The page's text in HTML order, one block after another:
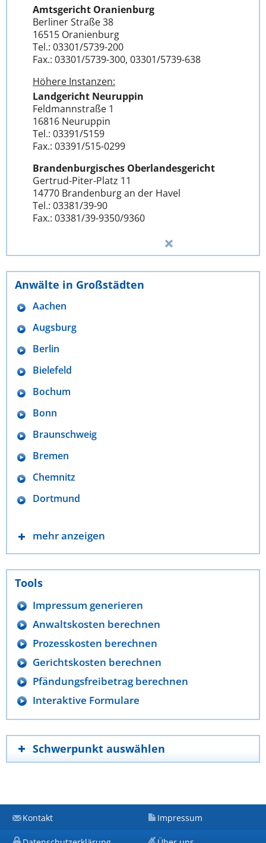
Amtsgericht Oranienburg
Berliner Straße 38
16515 Oranienburg
Tel.: 03301/5739-200
Fax.: 03301/5739-300, 03301/5739-638
Höhere Instanzen:
Landgericht Neuruppin
Feldmannstraße 1
16816 Neuruppin
Tel.: 03391/5159
Fax.: 03391/515-0299
Brandenburgisches Oberlandesgericht
Gertrud-Piter-Platz 11
14770 Brandenburg an der Havel
Tel.: 03381/39-90
Fax.: 03381/39-9350/9360
Anwälte in Großstädten
Aachen
Augsburg
Berlin
Bielefeld
Bochum
Bonn
Braunschweig
Bremen
Chemnitz
Dortmund
mehr anzeigen
Tools
Impressum generieren
Anwaltskosten berechnen
Prozesskosten berechnen
Gerichtskosten berechnen
Pfändungsfreibetrag berechnen
Interaktive Formulare
Schwerpunkt auswählen
Kontakt Impressum